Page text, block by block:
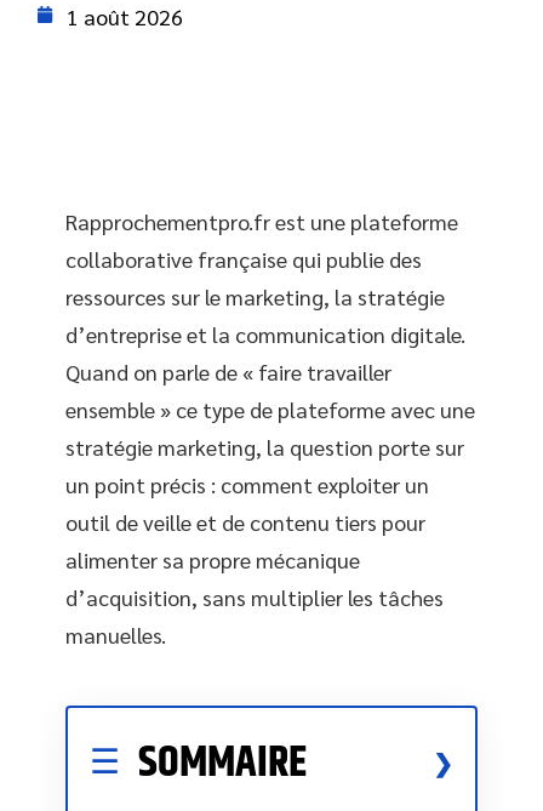
1 août 2026
Rapprochementpro.fr est une plateforme
collaborative française qui publie des
ressources sur le marketing, la stratégie
d’entreprise et la communication digitale.
Quand on parle de « faire travailler
ensemble » ce type de plateforme avec une
stratégie marketing, la question porte sur
un point précis : comment exploiter un
outil de veille et de contenu tiers pour
alimenter sa propre mécanique
d’acquisition, sans multiplier les tâches
manuelles.
SOMMAIRE